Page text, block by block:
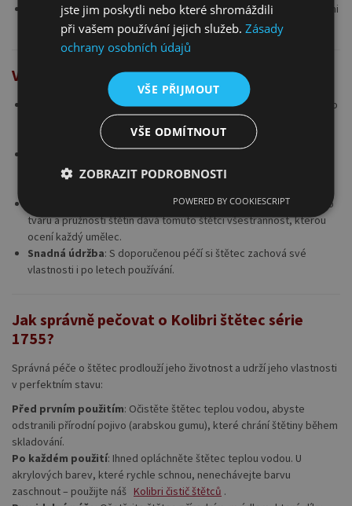
Stříbrné kování: Zaručuje pevné spojení mezi rukojetí a štětinami
a přidává štětci elegantní vzhled.
Výhody Kolibri štětce série 1755:
Perfektní pro olej a akryl: Tento štětec je speciálně navržen pro
práci s hustšími médii, jako jsou olejové a akrylové barvy, což
zajišťuje rovnoměrné nanášení barvy bez zbytečných ztrát.
Vysoká trvanlivost: Díky kvalitnímu přírodnímu materiálu a
preciznímu zpracování je štětec dlouhotrvající a vydrží mnohem
Ideální pro jemné detaily i větší plochy: Kombinace unikátního
tvaru a pružnosti štětin dává tomuto štětci všestrannost, kterou
ocení každý umělec.
Snadná údržba: S doporučenou péčí si štětec zachová své
vlastnosti i po letech používání.
Jak správně pečovat o Kolibri štětec série
1755?
Správná péče o štětec prodlouží jeho životnost a udrží jeho vlastnosti
v perfektním stavu:
Před prvním použitím: Očistěte štětec teplou vodou, abyste
odstranili přírodní pojivo (arabskou gumu), které chrání štětiny během
skladování.
Po každém použití: Ihned opláchněte štětec teplou vodou. U
akrylových barev, které rychle schnou, nenechávejte barvu
zaschnout – použijte náš Kolibri čistič štětců .
jste jim poskytli nebo které shromáždili
při vašem používání jejich služeb.Zásady
ochrany osobních údajů
VŠE PŘIJMOUT
VŠE ODMÍTNOUT
ZOBRAZIT PODROBNOSTI
POWERED BY COOKIESCRIPT